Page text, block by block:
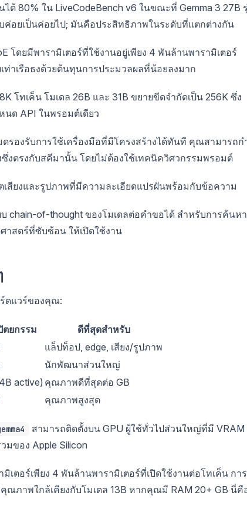
ได้ 80% ใน LiveCodeBench v6 ในขณะที่ Gemma 3 27B
ค่อยเป็นค่อยไป; มันคือประสิทธิภาพในระดับที่แตกต่างกัน
โดยมีพารามิเตอร์ที่ใช้งานอยู่เพียง 4 พันล้านพารามิเตอร์
าเรือธงด้วยต้นทุนการประมวลผลที่น้อยลงมาก
โทเค็น โมเดล 26B และ 31B ขยายขีดจำกัดเป็น 256K ซึ่ง
ด API ในพรอมต์เดียว
ดรองรับการใช้เครื่องมือที่มีโครงสร้างได้ทันที คุณสามารถก
งตรงกับสคีมานั้น โดยไม่ต้องใช้เทคนิควิศวกรรมพรอมต์
เสียงและรูปภาพที่มีความละเอียดแปรผันพร้อมกับข้อความ
chain-of-thought ของโมเดลต่อคำขอได้ สำหรับการค้นหา
าสตร์ที่ซับซ้อน ให้เปิดใช้งาน
ดแวร์ของคุณ:
ตยกรรม ดีที่สุดสำหรับ
แล็ปท็อป, edge, เสียง/รูปภาพ
นักพัฒนาส่วนใหญ่
active) คุณภาพดีที่สุดต่อ GB
คุณภาพสูงสุด
สามารถติดตั้งบน GPU ผู้ใช้ทั่วไปส่วนใหญ่ที่มี VRAM
มของ Apple Silicon
เตอร์เพียง 4 พันล้านพารามิเตอร์ที่เปิดใช้งานต่อโทเค็น การ
ณภาพใกล้เคียงกับโมเดล 13B หากคุณมี RAM 20+ GB นี่คื